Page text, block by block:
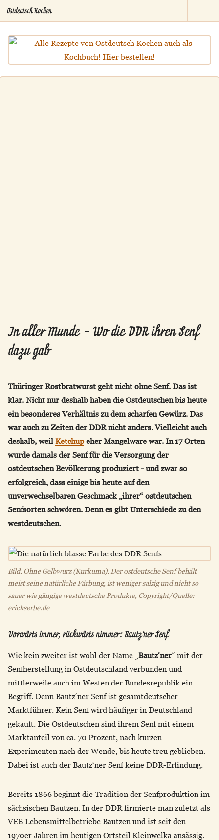
Ostdeutsch Kochen
In aller Munde - Wo die DDR ihren Senf
dazu gab
Thüringer Rostbratwurst geht nicht ohne Senf. Das ist
klar. Nicht nur deshalb haben die Ostdeutschen bis heute
ein besonderes Verhältnis zu dem scharfen Gewürz. Das
war auch zu Zeiten der DDR nicht anders. Vielleicht auch
deshalb, weil Ketchupeher Mangelware war. In 17 Orten
wurde damals der Senf für die Versorgung der
ostdeutschen Bevölkerung produziert - und zwar so
erfolgreich, dass einige bis heute auf den
unverwechselbaren Geschmack „ihrer“ ostdeutschen
Senfsorten schwören. Denn es gibt Unterschiede zu den
westdeutschen.
Bild: Ohne Gelbwurz (Kurkuma): Der ostdeutsche Senf behält
meist seine natürliche Färbung, ist weniger salzig und nicht so
sauer wie gängige westdeutsche Produkte, Copyright/Quelle:
erichserbe.de
Vorwärts immer, rückwärts nimmer: Bautz'ner Senf
Wie kein zweiter ist wohl der Name „ Bautz‘ner“ mit der
Senfherstellung in Ostdeutschland verbunden und
mittlerweile auch im Westen der Bundesrepublik ein
Begriff. Denn Bautz‘ner Senf ist gesamtdeutscher
Marktführer. Kein Senf wird häufiger in Deutschland
gekauft. Die Ostdeutschen sind ihrem Senf mit einem
Marktanteil von ca. 70 Prozent, nach kurzen
Experimenten nach der Wende, bis heute treu geblieben.
Dabei ist auch der Bautz‘ner Senf keine DDR-Erfindung.
Bereits 1866 beginnt die Tradition der Senfproduktion im
sächsischen Bautzen. In der DDR firmierte man zuletzt als
VEB Lebensmittelbetriebe Bautzen und ist seit den
1970er Jahren im heutigen Ortsteil Kleinwelka ansässig.